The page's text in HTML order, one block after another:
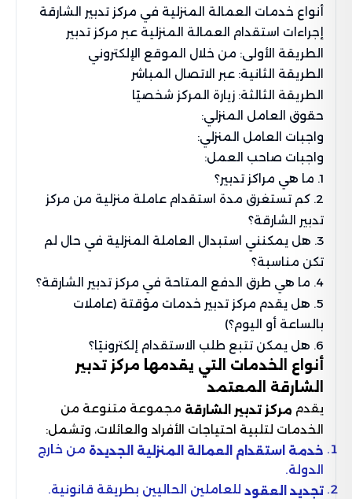
أنواع خدمات العمالة المنزلية في مركز تدبير الشارقة
إجراءات استقدام العمالة المنزلية عبر مركز تدبير
الطريقة الأولى: من خلال الموقع الإلكتروني
الطريقة الثانية: عبر الاتصال المباشر
الطريقة الثالثة: زيارة المركز شخصيًا
حقوق العامل المنزلي:
واجبات العامل المنزلي:
واجبات صاحب العمل:
1. ما هي مراكز تدبير؟
2. كم تستغرق مدة استقدام عاملة منزلية من مركز
تدبير الشارقة؟
3. هل يمكنني استبدال العاملة المنزلية في حال لم
تكن مناسبة؟
4. ما هي طرق الدفع المتاحة في مركز تدبير الشارقة؟
5. هل يقدم مركز تدبير خدمات مؤقتة (عاملات
بالساعة أو اليوم؟)
6. هل يمكن تتبع طلب الاستقدام إلكترونيًا؟
أنواع الخدمات التي يقدمها مركز تدبير
الشارقة المعتمد
يقدم مركز تدبير الشارقة مجموعة متنوعة من
الخدمات لتلبية احتياجات الأفراد والعائلات، وتشمل:
خدمة استقدام العمالة المنزلية الجديدة من خارج
الدولة.
تجديد العقود للعاملين الحاليين بطريقة قانونية.